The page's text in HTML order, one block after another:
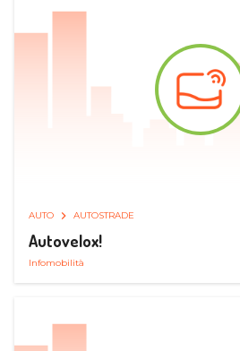
AUTO AUTOSTRADE
Autovelox!
Infomobilità